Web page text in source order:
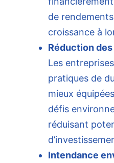
de
croissance à
Réduction
Les
pratiques de
mieux
défis
réduisant
Intendance